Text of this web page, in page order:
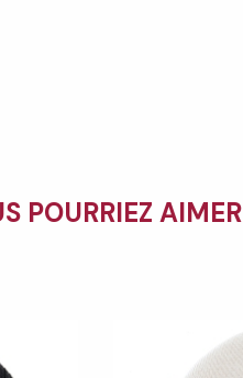
POURRIEZ AIMER